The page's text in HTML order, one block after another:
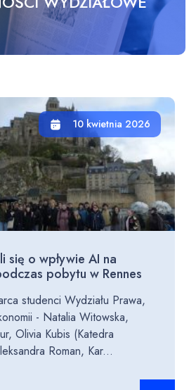
10 kwietnia 2026
się o wpływie AI na
pobytu w Rennes
studenci Wydziału Prawa,
- Natalia Witowska,
Olivia Kubis (Katedra
Roman, Kar...